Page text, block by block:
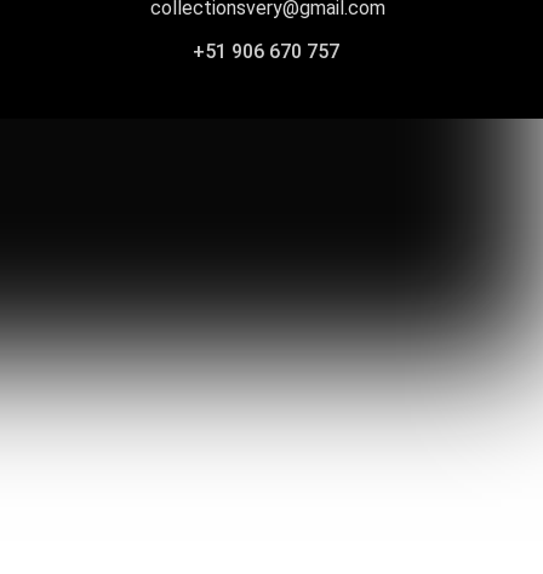
collectionsvery@gmail.com
+51 906 670 757